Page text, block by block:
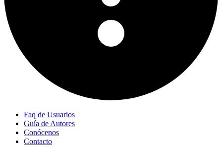
Faq de Usuarios
Guía de Autores
Conócenos
Contacto